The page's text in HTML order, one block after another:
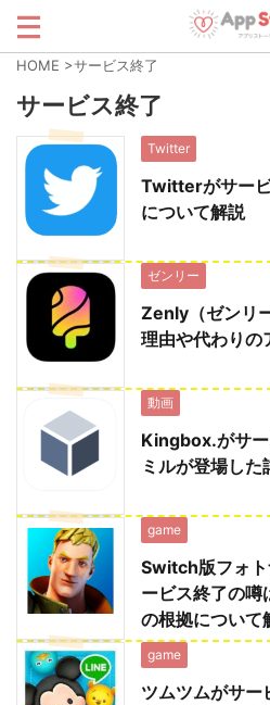
HOME >サービス終了
サービス終了
Twitter
Twitterがサー
について解説
ゼンリー
Zenly（ゼンリ
理由や代わりの
動画
Kingbox.がサ
ミルが登場し
game
Switch版フォ
ービス終了の噂
の根拠について
game
ツムツムがサー